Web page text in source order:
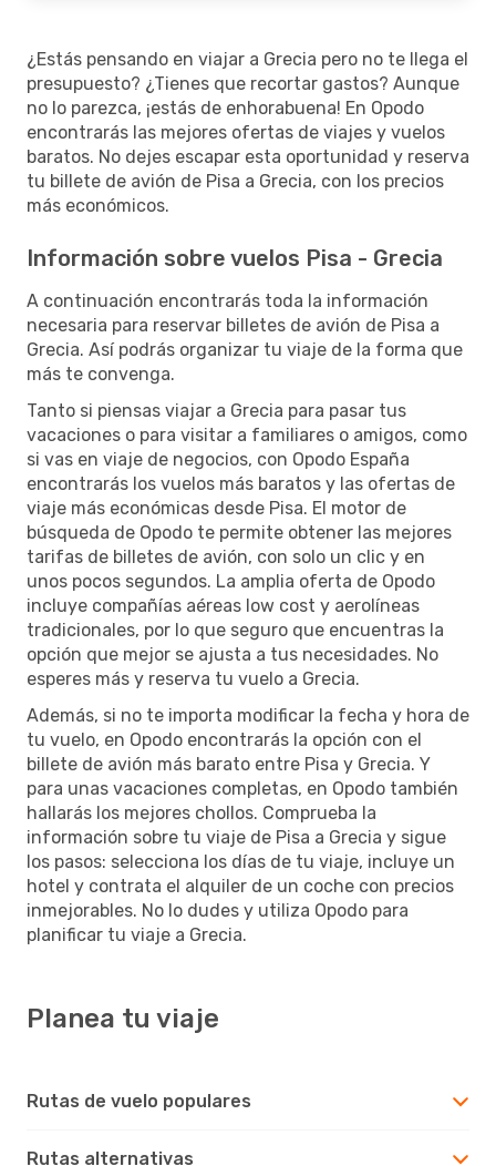
¿Estás pensando en viajar a Grecia pero no te llega el
presupuesto? ¿Tienes que recortar gastos? Aunque
no lo parezca, ¡estás de enhorabuena! En Opodo
encontrarás las mejores ofertas de viajes y vuelos
baratos. No dejes escapar esta oportunidad y reserva
tu billete de avión de Pisa a Grecia, con los precios
más económicos.
Información sobre vuelos Pisa - Grecia
A continuación encontrarás toda la información
necesaria para reservar billetes de avión de Pisa a
Grecia. Así podrás organizar tu viaje de la forma que
más te convenga.
Tanto si piensas viajar a Grecia para pasar tus
vacaciones o para visitar a familiares o amigos, como
si vas en viaje de negocios, con Opodo España
encontrarás los vuelos más baratos y las ofertas de
viaje más económicas desde Pisa. El motor de
búsqueda de Opodo te permite obtener las mejores
tarifas de billetes de avión, con solo un clic y en
unos pocos segundos. La amplia oferta de Opodo
incluye compañías aéreas low cost y aerolíneas
tradicionales, por lo que seguro que encuentras la
opción que mejor se ajusta a tus necesidades. No
esperes más y reserva tu vuelo a Grecia.
Además, si no te importa modificar la fecha y hora de
tu vuelo, en Opodo encontrarás la opción con el
billete de avión más barato entre Pisa y Grecia. Y
para unas vacaciones completas, en Opodo también
hallarás los mejores chollos. Comprueba la
información sobre tu viaje de Pisa a Grecia y sigue
los pasos: selecciona los días de tu viaje, incluye un
hotel y contrata el alquiler de un coche con precios
inmejorables. No lo dudes y utiliza Opodo para
planificar tu viaje a Grecia.
Planea tu viaje
Rutas de vuelo populares
Rutas alternativas